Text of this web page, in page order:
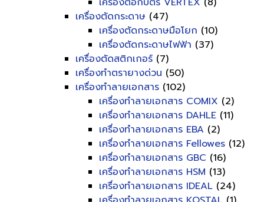
เครื่องตัดกระดาษ (47)
เครื่องตัดกระดาษมือโยก (10)
เครื่องตัดกระดาษไฟฟ้า (37)
เครื่องตัดสติกเกอร์ (7)
เครื่องทำตรายางด่วน (50)
เครื่องทำลายเอกสาร (102)
เครื่องทำลายเอกสาร COMIX (2)
เครื่องทำลายเอกสาร DAHLE (11)
เครื่องทำลายเอกสาร EBA (2)
เครื่องทำลายเอกสาร Fellowes (12)
เครื่องทำลายเอกสาร GBC (16)
เครื่องทำลายเอกสาร HSM (13)
เครื่องทำลายเอกสาร IDEAL (24)